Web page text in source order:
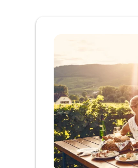
Offer Details